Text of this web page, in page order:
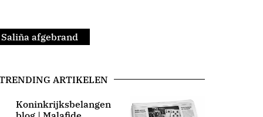
afgebrand
ARTIKELEN
Koninkrijksbelangen